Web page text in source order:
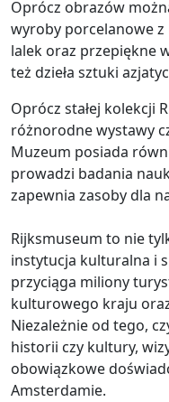
Oprócz obrazów
wyroby porcelanowe z
lalek oraz przepiękne
też dzieła sztuki
Oprócz stałej kolekcji
różnorodne wystawy
Muzeum posiada
prowadzi badania
zapewnia zasoby dla
Rijksmuseum to nie
instytucja kulturalna i
przyciąga miliony
kulturowego kraju
Niezależnie od tego,
historii czy kultury,
obowiązkowe
Amsterdamie.